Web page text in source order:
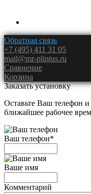
Обратная связь
+7 (495) 411 31 05
mail@mr-plintus.ru
Сравнение
Корзина
Заказать установку
Оставьте Ваш телефон
ближайшее рабочее
Ваш телефон*
Ваше имя
Комментарий